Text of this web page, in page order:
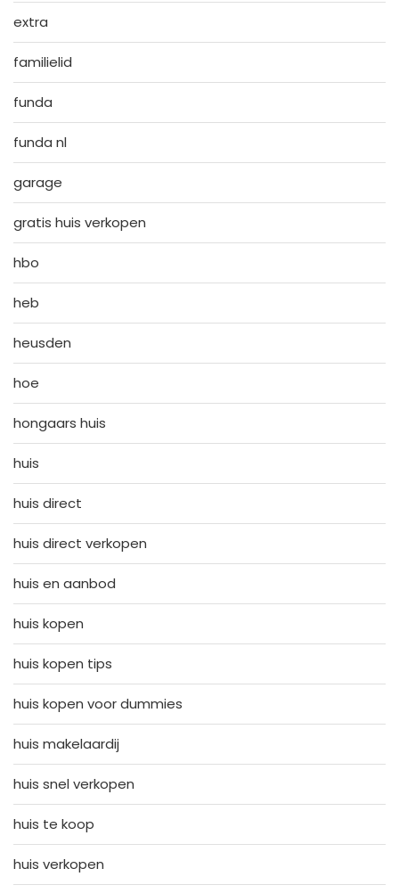
extra
familielid
funda
funda nl
garage
gratis huis verkopen
hbo
heb
heusden
hoe
hongaars huis
huis
huis direct
huis direct verkopen
huis en aanbod
huis kopen
huis kopen tips
huis kopen voor dummies
huis makelaardij
huis snel verkopen
huis te koop
huis verkopen